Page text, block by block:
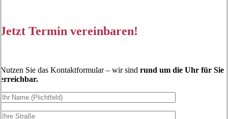
Jetzt Termin vereinbaren!
Nutzen Sie das Kontaktformular – wir sind rund um die Uhr für Sie
erreichbar.